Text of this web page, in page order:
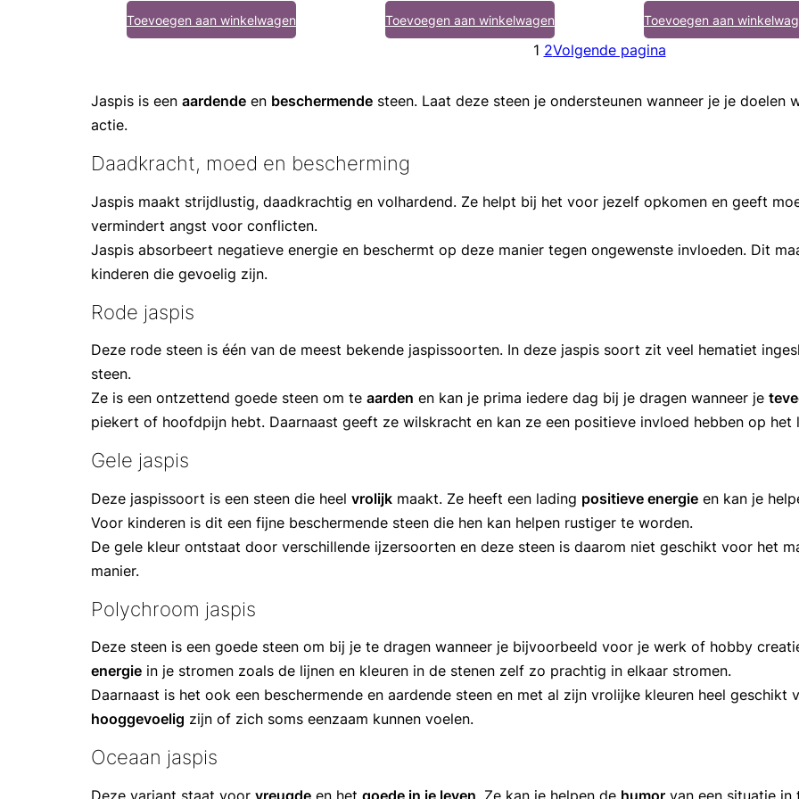
Toevoegen aan winkelwagen Toevoegen aan winkelwagen Toevoegen aan
1 2Volgende pagina
Jaspis is een aardende en beschermende steen. Laat deze steen je ondersteunen wanneer je je
actie.
Daadkracht, moed en bescherming
Jaspis maakt strijdlustig, daadkrachtig en volhardend. Ze helpt bij het voor jezelf opkomen en geeft
vermindert angst voor conflicten.
Jaspis absorbeert negatieve energie en beschermt op deze manier tegen ongewenste invloeden. Dit
kinderen die gevoelig zijn.
Rode jaspis
Deze rode steen is één van de meest bekende jaspissoorten. In deze jaspis soort zit veel hematiet
steen.
Ze is een ontzettend goede steen om te aarden en kan je prima iedere dag bij je dragen wanneer je
piekert of hoofdpijn hebt. Daarnaast geeft ze wilskracht en kan ze een positieve invloed hebben op het
Gele jaspis
Deze jaspissoort is een steen die heel vrolijk maakt. Ze heeft een lading positieve energie en kan je
Voor kinderen is dit een fijne beschermende steen die hen kan helpen rustiger te worden.
De gele kleur ontstaat door verschillende ijzersoorten en deze steen is daarom niet geschikt voor het
manier.
Polychroom jaspis
Deze steen is een goede steen om bij je te dragen wanneer je bijvoorbeeld voor je werk of hobby
energie in je stromen zoals de lijnen en kleuren in de stenen zelf zo prachtig in elkaar stromen.
Daarnaast is het ook een beschermende en aardende steen en met al zijn vrolijke kleuren heel geschikt
hooggevoelig zijn of zich soms eenzaam kunnen voelen.
Oceaan jaspis
Deze variant staat voor vreugde en het goede in je leven . Ze kan je helpen de humor van een situatie in